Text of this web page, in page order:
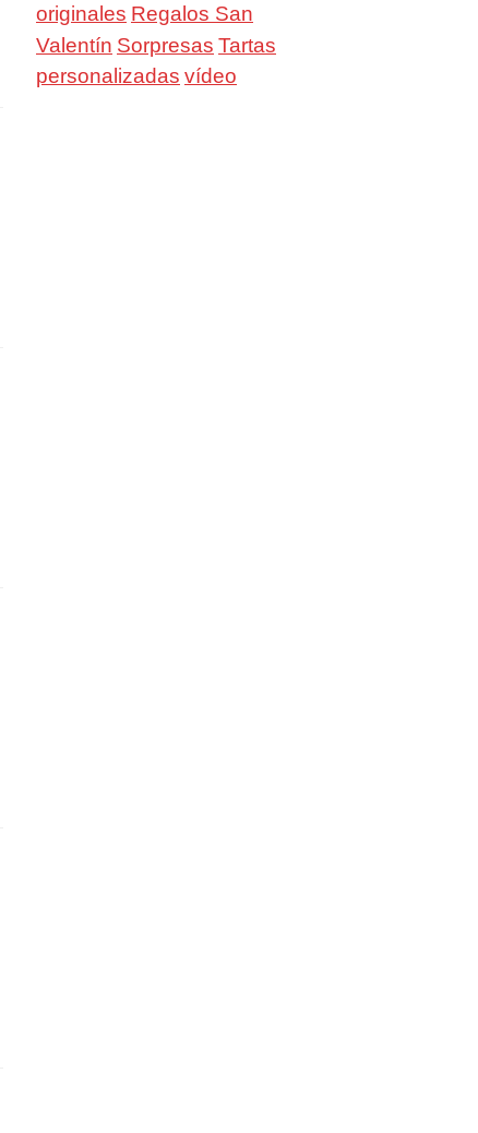
originales Regalos San
Valentín Sorpresas Tartas
personalizadas vídeo